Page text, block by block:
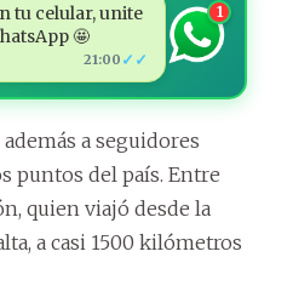
tu celular, unite
🤩
21:00 ✓✓
1
a seguidores
puntos del país. Entre
quien viajó desde la
a casi 1500 kilómetros